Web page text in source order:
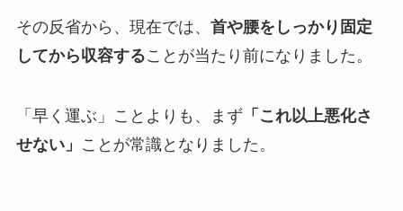
その反省から、現在では、 首や腰をしっかり固定
してから収容することが当たり前になりました。
「早く運ぶ」ことよりも、まず 「これ以上悪化さ
せない」 ことが常識となりました。